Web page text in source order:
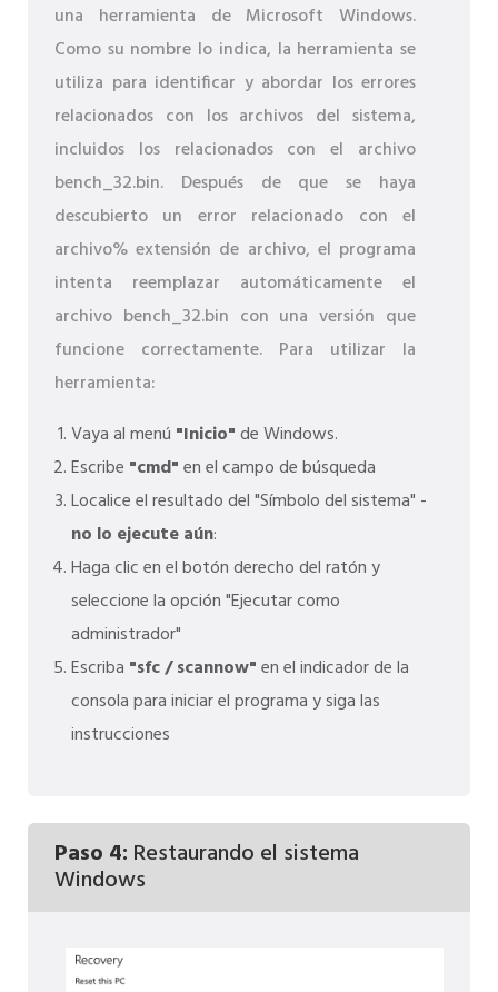
una herramienta de Microsoft Windows.
Como su nombre lo indica, la herramienta se
utiliza para identificar y abordar los errores
relacionados con los archivos del sistema,
incluidos los relacionados con el archivo
bench_32.bin. Después de que se haya
descubierto un error relacionado con el
archivo% extensión de archivo, el programa
intenta reemplazar automáticamente el
archivo bench_32.bin con una versión que
funcione correctamente. Para utilizar la
herramienta:
Vaya al menú "Inicio"de Windows.
Escribe "cmd"en el campo de búsqueda
Localice el resultado del "Símbolo del sistema" -
no lo ejecute aún:
Haga clic en el botón derecho del ratón y
seleccione la opción "Ejecutar como
administrador"
Escriba "sfc / scannow"en el indicador de la
consola para iniciar el programa y siga las
instrucciones
Paso 4: Restaurando el sistema
Windows